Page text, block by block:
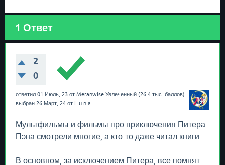
1 Ответ
2
0
ответил 01 Июль, 23 от Meranwise Увлеченный (26.4 тыс. баллов)
выбран 26 Март, 24 от L.u.n.a
Мультфильмы и фильмы про приключения Питера
Пэна смотрели многие, а кто-то даже читал книги.
В основном, за исключением Питера, все помнят